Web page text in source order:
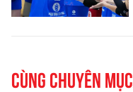
Cùng chuyên mục